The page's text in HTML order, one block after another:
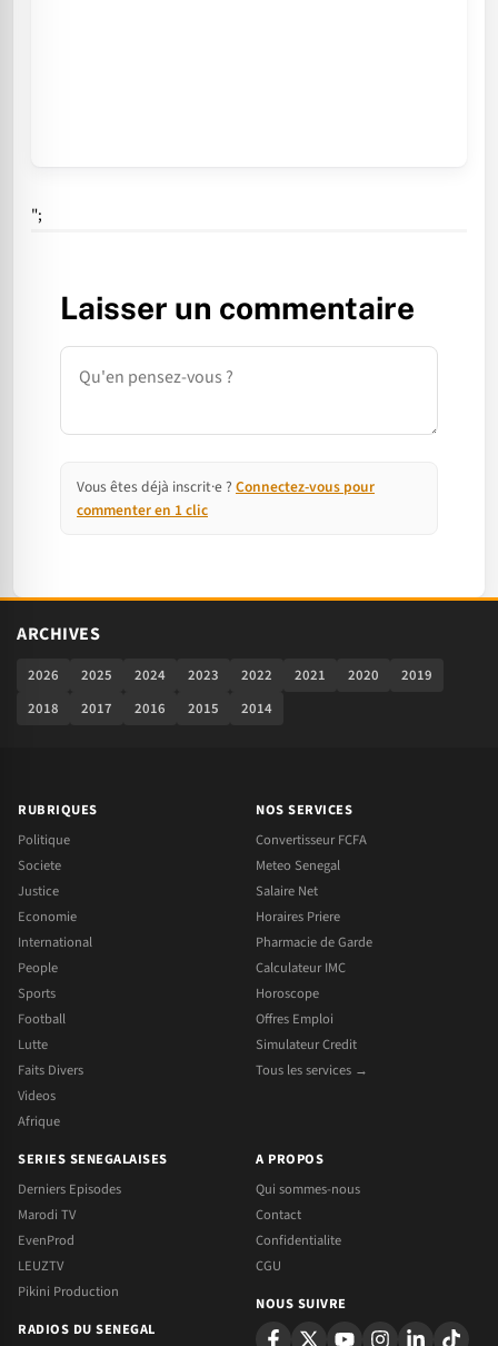
";
Laisser un commentaire
Commentaire
Vous êtes déjà inscrit·e ? Connectez-vous pour
commenter en 1 clic
ARCHIVES
2026 2025 2024 2023 2022 2021 2020
2019
2018
2017 2016 2015 2014
RUBRIQUES
Politique
Societe
Justice
Economie
International
People
Sports
Football
Lutte
Faits Divers
Videos
Afrique
NOS SERVICES
Convertisseur FCFA
Meteo Senegal
Salaire Net
Horaires Priere
Pharmacie de Garde
Calculateur IMC
Horoscope
Offres Emploi
Simulateur Credit
Tous les services →
SERIES SENEGALAISES
Derniers Episodes
Marodi TV
EvenProd
LEUZTV
Pikini Production
RADIOS DU SENEGAL
A PROPOS
Qui sommes-nous
Contact
Confidentialite
CGU
NOUS SUIVRE